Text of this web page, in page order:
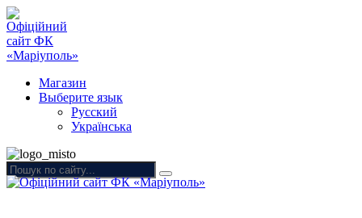
Магазин
Выберите язык
Русский
Українська